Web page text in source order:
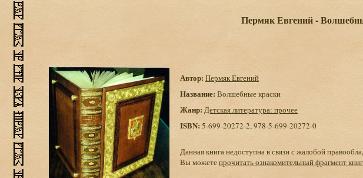
Пермяк Евгений -
Автор: Пермяк Евгений
Название: Волшебные краски
Жанр: Детская литература: прочее
ISBN: 5-699-20272-2, 978-5-699-20272-0
Данная книга недоступна в связи с жалобой
Вы можетепрочитать ознакомительный фрагмент